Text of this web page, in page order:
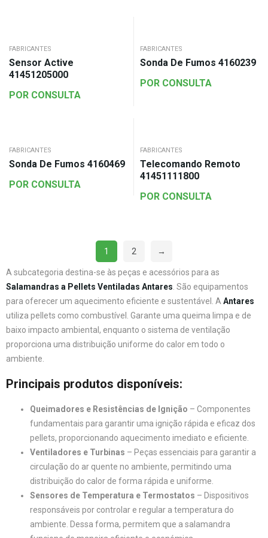
FABRICANTES
Sensor Active
41451205000
POR CONSULTA
FABRICANTES
Sonda De Fumos 4160239
POR CONSULTA
FABRICANTES
Sonda De Fumos 4160469
POR CONSULTA
FABRICANTES
Telecomando Remoto
41451111800
POR CONSULTA
1 2 →
A subcategoria destina-se às peças e acessórios para as
Salamandras a Pellets Ventiladas Antares . São equipamentos
para oferecer um aquecimento eficiente e sustentável. A Antares
utiliza pellets como combustível. Garante uma queima limpa e de
baixo impacto ambiental, enquanto o sistema de ventilação
proporciona uma distribuição uniforme do calor em todo o
ambiente.
Principais produtos disponíveis:
Queimadores e Resistências de Ignição – Componentes
fundamentais para garantir uma ignição rápida e eficaz dos
pellets, proporcionando aquecimento imediato e eficiente.
Ventiladores e Turbinas – Peças essenciais para garantir a
circulação do ar quente no ambiente, permitindo uma
distribuição do calor de forma rápida e uniforme.
Sensores de Temperatura e Termostatos – Dispositivos
responsáveis por controlar e regular a temperatura do
ambiente. Dessa forma, permitem que a salamandra